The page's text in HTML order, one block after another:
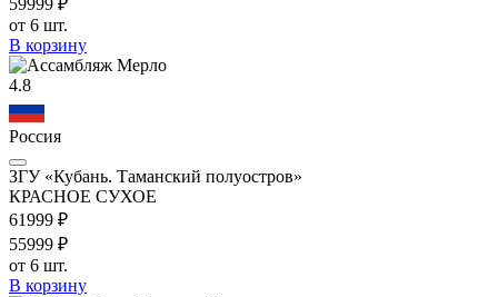
59999 ₽
от 6 шт.
В корзину
4.8
Россия
ЗГУ «Кубань. Таманский полуостров»
КРАСНОЕ СУХОЕ
61999 ₽
55999 ₽
от 6 шт.
В корзину